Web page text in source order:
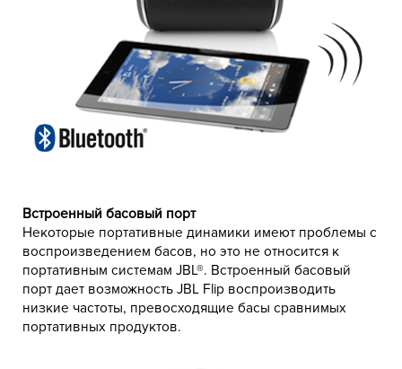
Встроенный басовый порт
Некоторые портативные динамики имеют проблемы с
воспроизведением басов, но это не относится к
портативным системам JBL®. Встроенный басовый
порт дает возможность JBL Flip воспроизводить
низкие частоты, превосходящие басы сравнимых
портативных продуктов.